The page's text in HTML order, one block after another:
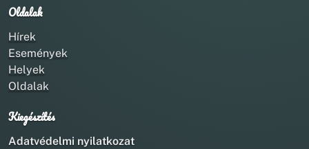
Oldalak
Hírek
Események
Helyek
Oldalak
Kiegészítés
Adatvédelmi nyilatkozat